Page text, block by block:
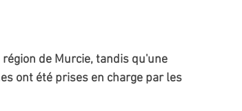
de Murcie, tandis qu'une
ont été prises en charge par les